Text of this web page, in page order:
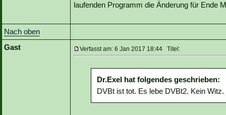
laufenden Programm die Änderung für Ende
Nach oben
Gast
Verfasst am: 6 Jan 2017 18:44 Titel:
Dr.Exel hat folgendes geschrieben:
DVBt ist tot. Es lebe DVBt2. Kein Witz.